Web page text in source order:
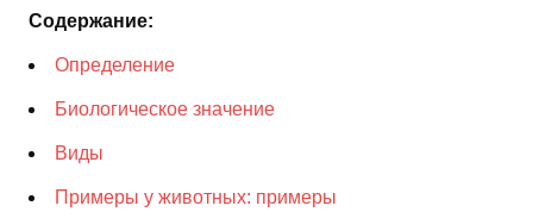
Содержание:
Определение
Биологическое значение
Виды
Примеры у животных: примеры